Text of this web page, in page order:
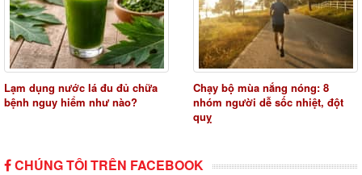
Lạm dụng nước lá đu đủ chữa
bệnh nguy hiểm như nào?
Chạy bộ mùa nắng nóng: 8
nhóm người dễ sốc nhiệt, đột
quỵ
CHÚNG TÔI TRÊN FACEBOOK